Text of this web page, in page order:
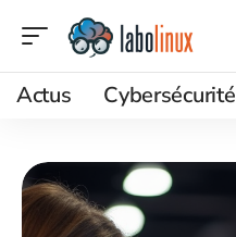
Actus Cybersécurité